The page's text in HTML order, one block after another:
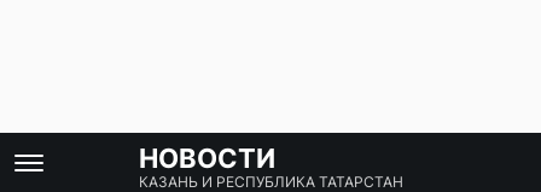
НОВОСТИ
КАЗАНЬ И РЕСПУБЛИКА ТАТАРСТАН